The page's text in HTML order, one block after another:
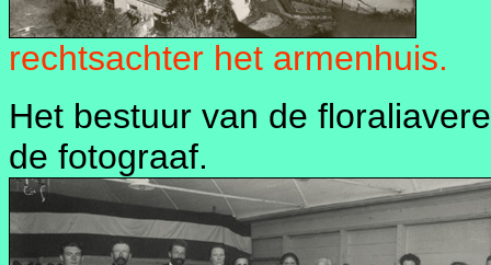
rechtsachter het armenhuis.
Het bestuur van de
de fotograaf.